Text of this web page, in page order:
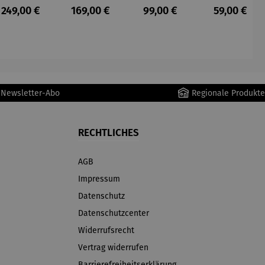
Staubsau
ger
Regulärer Preis:
249,00 €
Staubsau
ger DS02
Regulärer Preis:
169,00 €
uber
Regulärer Preis:
99,00 €
tteuse
Regulärer
59,00 €
Abo Regionale Produkte
RECHTLICHES
AGB
Impressum
Datenschutz
Datenschutzcenter
Widerrufsrecht
Vertrag widerrufen